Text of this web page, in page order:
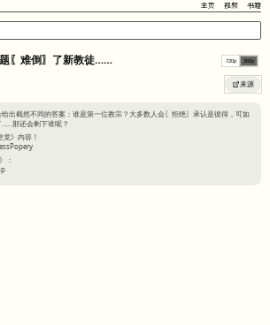
主页 视频 书籍
720p 360p
〖难倒〗了新教徒……
来源
出截然不同的答案：谁是第一位教宗？大多数人会〖拒绝〗承认是彼得，可如
……那还会剩下谁呢？
》内容！
：